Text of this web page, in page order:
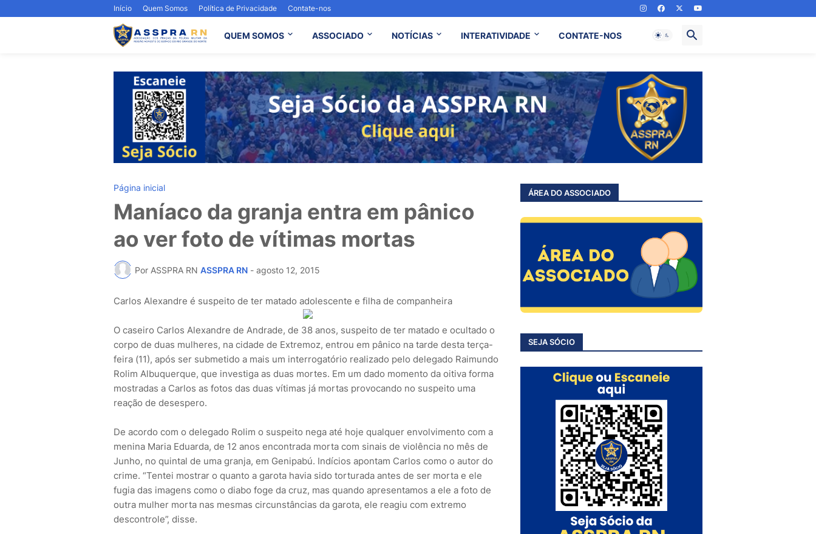
Início Quem Somos Política de Privacidade Contate-nos
QUEM SOMOS ASSOCIADO NOTÍCIAS INTERATIVIDADE CONTATE-NOS
Página inicial
Maníaco da granja entra em pânico
ao ver foto de vítimas mortas
Por ASSPRA RN ASSPRA RN - agosto 12, 2015
Carlos Alexandre é suspeito de ter matado adolescente e filha de companheira
O caseiro Carlos Alexandre de Andrade, de 38 anos, suspeito de ter matado e ocultado o
corpo de duas mulheres, na cidade de Extremoz, entrou em pânico na tarde desta terça-
feira (11), após ser submetido a mais um interrogatório realizado pelo delegado Raimundo
Rolim Albuquerque, que investiga as duas mortes. Em um dado momento da oitiva forma
mostradas a Carlos as fotos das duas vítimas já mortas provocando no suspeito uma
reação de desespero.
De acordo com o delegado Rolim o suspeito nega até hoje qualquer envolvimento com a
menina Maria Eduarda, de 12 anos encontrada morta com sinais de violência no mês de
Junho, no quintal de uma granja, em Genipabú. Indícios apontam Carlos como o autor do
crime. “Tentei mostrar o quanto a garota havia sido torturada antes de ser morta e ele
fugia das imagens como o diabo foge da cruz, mas quando apresentamos a ele a foto de
outra mulher morta nas mesmas circunstâncias da garota, ele reagiu com extremo
descontrole”, disse.
ÁREA DO ASSOCIADO
SEJA SÓCIO